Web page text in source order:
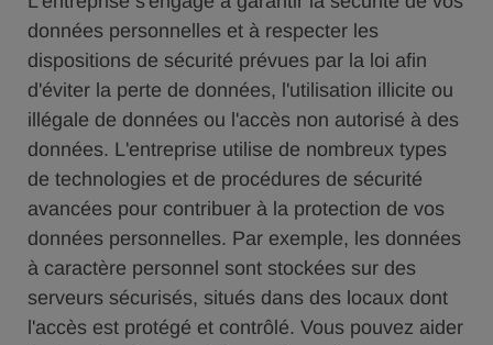
données personnelles et à respecter les
dispositions de sécurité prévues par la loi afin
d'éviter la perte de données, l'utilisation illicite ou
illégale de données ou l'accès non autorisé à des
données. L'entreprise utilise de nombreux types
de technologies et de procédures de sécurité
avancées pour contribuer à la protection de vos
données personnelles. Par exemple, les données
à caractère personnel sont stockées sur des
serveurs sécurisés, situés dans des locaux dont
l'accès est protégé et contrôlé. Vous pouvez aider